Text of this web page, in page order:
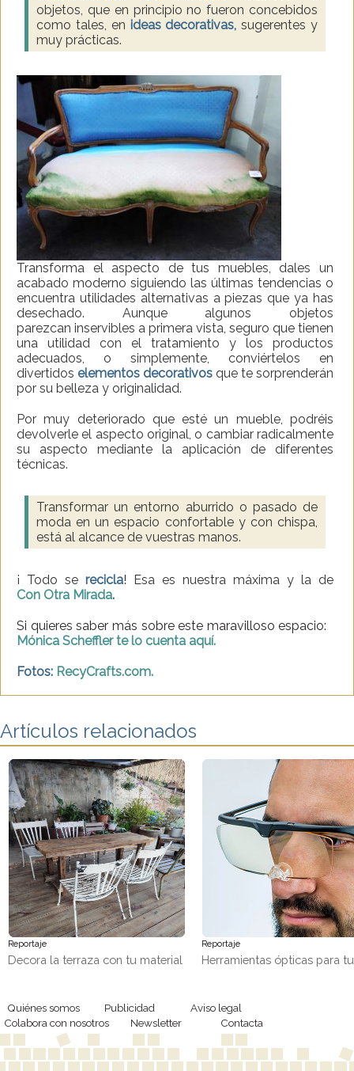
objetos, que en principio no fueron concebidos
como tales, en ideas decorativas, sugerentes y
muy prácticas.
Transforma el aspecto de tus muebles, dales un
acabado moderno siguiendo las últimas tendencias o
encuentra utilidades alternativas a piezas que ya has
desechado. Aunque algunos objetos
parezcan inservibles a primera vista, seguro que tienen
una utilidad con el tratamiento y los productos
adecuados, o simplemente, conviértelos en
divertidos elementos decorativos que te sorprenderán
por su belleza y originalidad.
Por muy deteriorado que esté un mueble, podréis
devolverle el aspecto original, o cambiar radicalmente
su aspecto mediante la aplicación de diferentes
técnicas.
Transformar un entorno aburrido o pasado de
moda en un espacio confortable y con chispa,
está al alcance de vuestras manos.
¡ Todo se recicla! Esa es nuestra máxima y la de
Con Otra Mirada.
Si quieres saber más sobre este maravilloso espacio:
Mónica Scheffler te lo cuenta aquí.
Fotos: RecyCrafts.com.
Artículos relacionados
Reportaje
Decora la terraza con tu material
Reportaje
Herramientas ópticas para
Quiénes somos Publicidad
Aviso legal
Colabora con nosotros
Newsletter Contacta